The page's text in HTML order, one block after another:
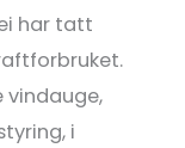
har tatt
vindauge,
i